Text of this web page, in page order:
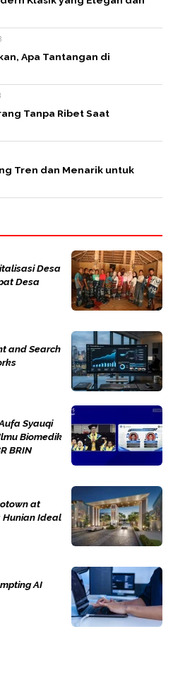
Apa Tantangan di
Tanpa Ribet Saat
Tren dan Menarik untuk
Desa
Desa
and Search
Syauqi
Biomedik
BRIN
at
Hunian Ideal
AI